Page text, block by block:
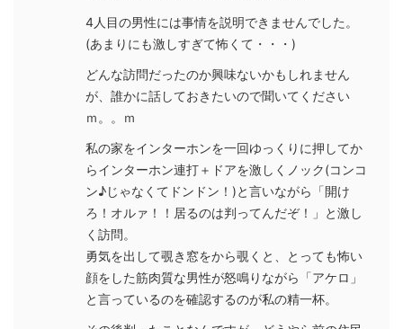
4人目の男性には事情を説明できませんでした。
(あまりにも激しすぎて怖くて・・・)
どんな訪問だったのか興味ないかもしれません
が、誰かに話しておきたいので聞いてください
ｍ。。ｍ
私の家をインターホンを一回ゆっくりに押してか
らインターホン連打＋ドアを激しくノック(コンコ
ン♪じゃなくてドンドン！)と言いながら「開け
ろ！オルァ！！居るのは判ってんだぞ！」と激し
く訪問。
勇気を出して覗き窓をから覗くと、とっても怖い
顔をした筋肉質な男性が怒鳴りながら「アケロ」
と言っているのを確認するのが私の精一杯。